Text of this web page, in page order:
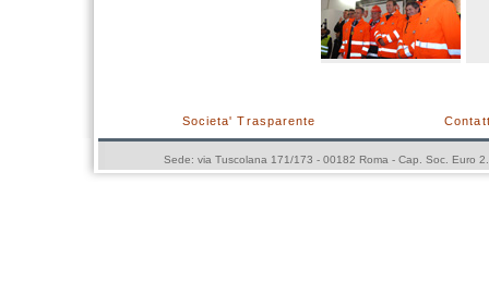
Societa' Trasparente
Sede: via Tuscolana 171/173 - 00182 Roma - Cap. Soc. Euro